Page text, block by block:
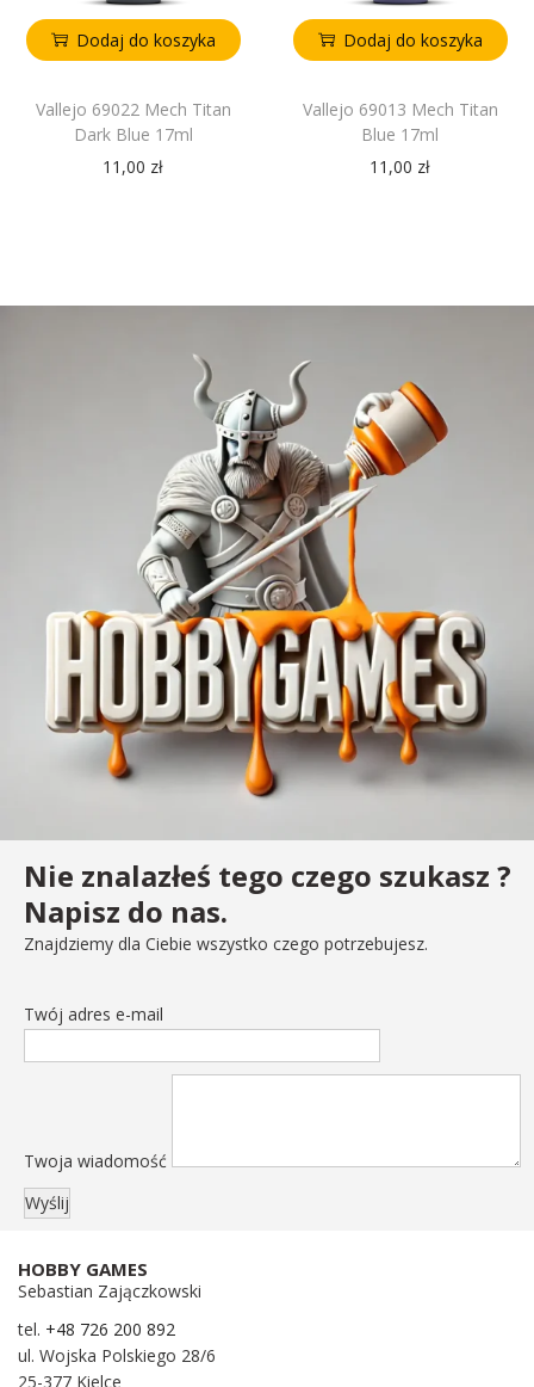
Dodaj do koszyka
Vallejo 69022 Mech Titan
Dark Blue 17ml
11,00 zł
Dodaj do koszyka
Vallejo 69013 Mech Titan
Blue 17ml
11,00 zł
Nie znalazłeś tego czego szukasz ?
Napisz do nas.
Znajdziemy dla Ciebie wszystko czego potrzebujesz.
Twój adres e-mail
Twoja wiadomość
HOBBY GAMES
Sebastian Zajączkowski
tel. +48 726 200 892
ul. Wojska Polskiego 28/6
25-377 Kielce